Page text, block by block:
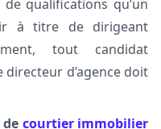
qualifications qu’un
à titre de dirigeant
tout candidat
d’agence doit
courtier immobilier